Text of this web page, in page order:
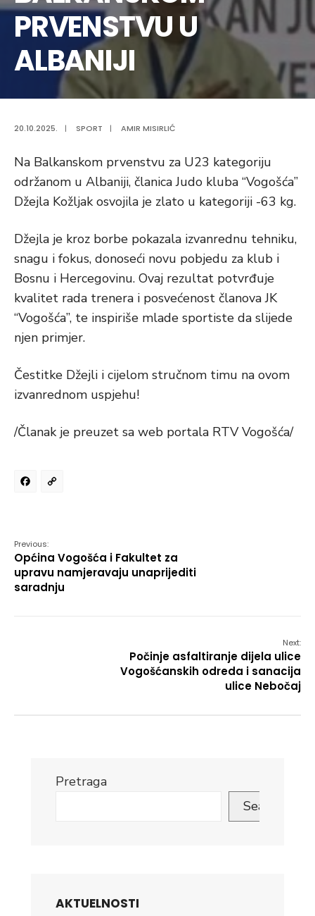
PRVENSTVU U
ALBANIJI
20.10.2025. | SPORT | AMIR MISIRLIĆ
Na Balkanskom prvenstvu za U23 kategoriju
održanom u Albaniji, članica Judo kluba “Vogošća”
Džejla Kožljak osvojila je zlato u kategoriji -63 kg.
Džejla je kroz borbe pokazala izvanrednu tehniku,
snagu i fokus, donoseći novu pobjedu za klub i
Bosnu i Hercegovinu. Ovaj rezultat potvrđuje
kvalitet rada trenera i posvećenost članova JK
“Vogošća”, te inspiriše mlade sportiste da slijede
njen primjer.
Čestitke Džejli i cijelom stručnom timu na ovom
izvanrednom uspjehu!
/Članak je preuzet sa web portala RTV Vogošća/
Facebook
Previous:
Općina Vogošća i Fakultet za
upravu namjeravaju unaprijediti
saradnju
Next:
Počinje asfaltiranje dijela ulice
Vogošćanskih odreda i sanacija
ulice Nebočaj
Pretraga
Search
AKTUELNOSTI